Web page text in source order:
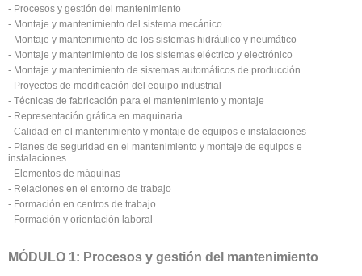
- Procesos y gestión del mantenimiento
- Montaje y mantenimiento del sistema mecánico
- Montaje y mantenimiento de los sistemas hidráulico y neumático
- Montaje y mantenimiento de los sistemas eléctrico y electrónico
- Montaje y mantenimiento de sistemas automáticos de producción
- Proyectos de modificación del equipo industrial
- Técnicas de fabricación para el mantenimiento y montaje
- Representación gráfica en maquinaria
- Calidad en el mantenimiento y montaje de equipos e instalaciones
- Planes de seguridad en el mantenimiento y montaje de equipos e
instalaciones
- Elementos de máquinas
- Relaciones en el entorno de trabajo
- Formación en centros de trabajo
- Formación y orientación laboral
MÓDULO 1: Procesos y gestión del mantenimiento